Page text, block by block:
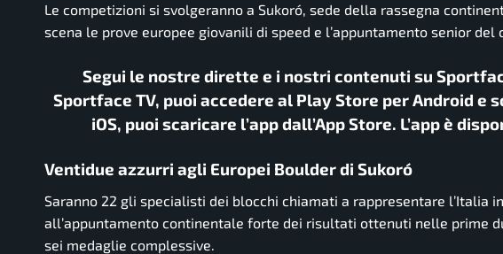
Le competizioni si svolgeranno a Sukoró, sede della rassegna
scena le prove europee giovanili di speed e l’appuntamento senior
Segui le nostre dirette e i nostri contenuti su
Sportface TV, puoi accedere al Play Store per Android e
iOS, puoi scaricare l’app dall’App Store. L’app è
Ventidue azzurri agli Europei Boulder di Sukoró
Saranno 22 gli specialisti dei blocchi chiamati a rappresentare l’Italia
all’appuntamento continentale forte dei risultati ottenuti nelle prime
sei medaglie complessive.